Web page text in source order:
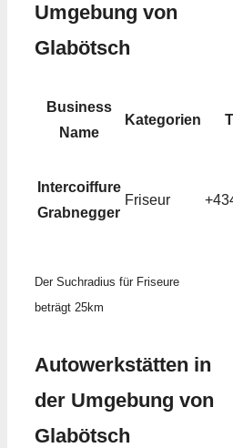
Umgebung von
Glabötsch
Business
Name
Kategorien
Intercoiffure
Grabnegger
Friseur
Der Suchradius für Friseure
beträgt 25km
Autowerkstätten in
der Umgebung von
Glabötsch